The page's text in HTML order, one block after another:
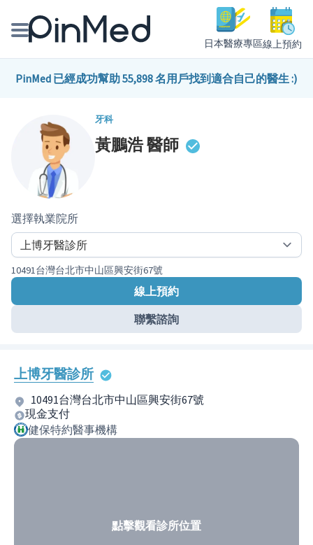
日本醫療專區線上預約
線上預約醫師、院所
健康主題館
PinMed 已經成功幫助 55,898 名用戶找到適合自己的醫生 :)
牙科
黃鵬浩醫師
選擇執業院所
10491台灣台北市中山區興安街67號
線上預約
聯繫諮詢
上博牙醫診所
10491台灣台北市中山區興安街67號
現金支付
健保特約醫事機構
點擊觀看診所位置